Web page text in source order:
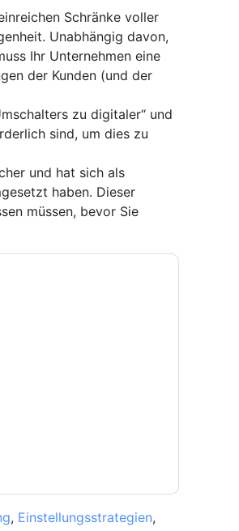
Schränke voller
Unabhängig davon,
Ihr Unternehmen eine
der Kunden (und der
zu digitaler“ und
sind, um dies zu
und hat sich als
haben. Dieser
müssen, bevor Sie
, Einstellungsstrategien,